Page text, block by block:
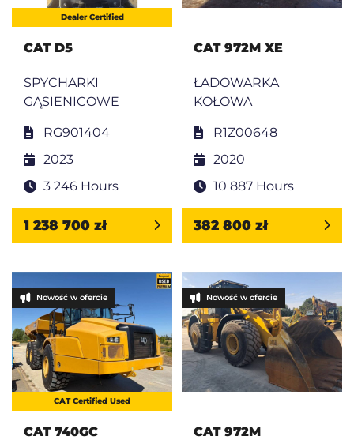
Dealer Certified
CAT D5
SPYCHARKI
GĄSIENICOWE
RG901404
2023
3 246 Hours
1 238 700 zł
CAT 972M XE
ŁADOWARKA
KOŁOWA
R1Z00648
2020
10 887 Hours
382 800 zł
Nowość w ofercie
CAT Certified Used
CAT 740GC
Nowość w ofercie
CAT 972M